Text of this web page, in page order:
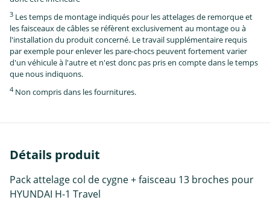
3 Les temps de montage indiqués pour les attelages de remorque et
les faisceaux de câbles se réfèrent exclusivement au montage ou à
l'installation du produit concerné. Le travail supplémentaire requis
par exemple pour enlever les pare-chocs peuvent fortement varier
d'un véhicule à l'autre et n'est donc pas pris en compte dans le temps
que nous indiquons.
4 Non compris dans les fournitures.
Détails produit
Pack attelage col de cygne + faisceau 13 broches pour
HYUNDAI H-1 Travel